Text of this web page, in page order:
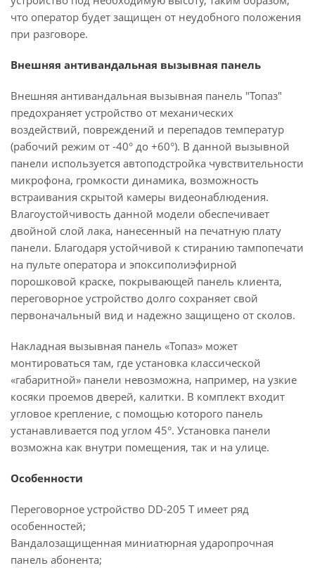
что оператор будет защищен от неудобного положения
при разговоре.
Внешняя антивандальная вызывная панель
Внешняя антивандальная вызывная панель "Топаз"
предохраняет устройство от механических
воздействий, повреждений и перепадов температур
(рабочий режим от -40° до +60°). В данной вызывной
панели используется автоподстройка чувствительности
микрофона, громкости динамика, возможность
встраивания скрытой камеры видеонаблюдения.
Влагоустойчивость данной модели обеспечивает
двойной слой лака, нанесенный на печатную плату
панели. Благодаря устойчивой к стиранию тампопечати
на пульте оператора и эпоксиполиэфирной
порошковой краске, покрывающей панель клиента,
переговорное устройство долго сохраняет свой
первоначальный вид и надежно защищено от сколов.
Накладная вызывная панель «Топаз» может
монтироваться там, где установка классической
«габаритной» панели невозможна, например, на узкие
косяки проемов дверей, калитки. В комплект входит
угловое крепление, с помощью которого панель
устанавливается под углом 45°. Установка панели
возможна как внутри помещения, так и на улице.
Особенности
Переговорное устройство DD-205 T имеет ряд
особенностей;
Вандалозащищенная миниатюрная ударопрочная
панель абонента;